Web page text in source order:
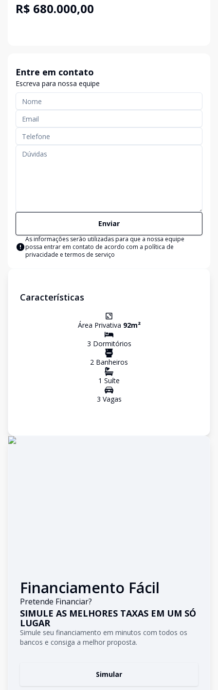
R$ 680.000,00
Entre em contato
Escreva para nossa equipe
Enviar
As informações serão utilizadas para que a nossa equipe
possa entrar em contato de acordo com a política de
privacidade e termos de serviço
Características
Área Privativa 92m²
3 Dormitórios
2 Banheiros
1 Suíte
3 Vagas
Financiamento Fácil
Pretende Financiar?
SIMULE AS MELHORES TAXAS EM UM SÓ
LUGAR
Simule seu financiamento em minutos com todos os
bancos e consiga a melhor proposta.
Simular